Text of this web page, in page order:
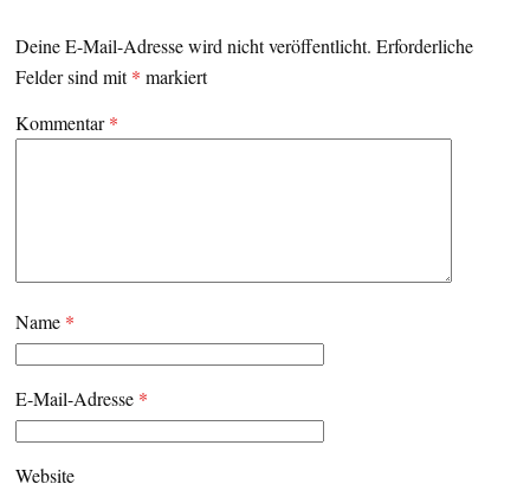
Deine E-Mail-Adresse wird nicht veröffentlicht. Erforderliche
Felder sind mit* markiert
Kommentar*
Name *
E-Mail-Adresse *
Website